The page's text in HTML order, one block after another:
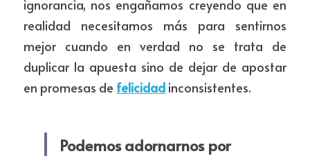
ignorancia, nos engañamos creyendo que en
realidad necesitamos más para sentirnos
mejor cuando en verdad no se trata de
duplicar la apuesta sino de dejar de apostar
en promesas de felicidad inconsistentes.
Podemos adornarnos por